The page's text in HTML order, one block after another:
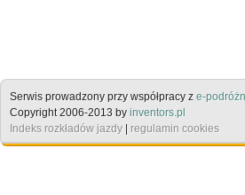
Serwis prowadzony przy współpracy z e-
Copyright 2006-2013 by inventors.pl
Indeks rozkładów jazdy | regulamin cookies